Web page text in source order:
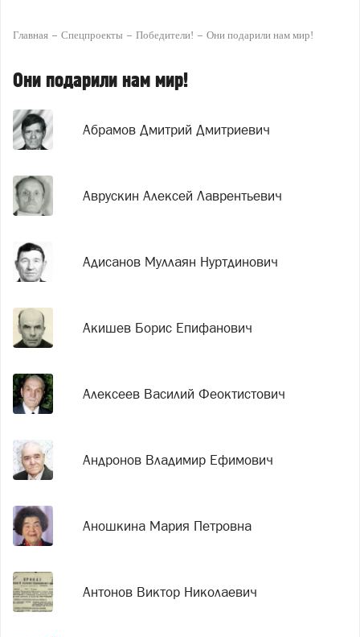
Главная Спецпроекты Победители! Они подарили нам мир!
Они подарили нам мир!
Абрамов Дмитрий Дмитриевич
Аврускин Алексей Лаврентьевич
Адисанов Муллаян Нуртдинович
Акишев Борис Епифанович
Алексеев Василий Феоктистович
Андронов Владимир Ефимович
Аношкина Мария Петровна
Антонов Виктор Николаевич